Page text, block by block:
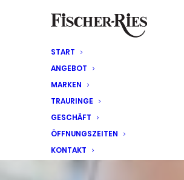
START
ANGEBOT
MARKEN
TRAURINGE
GESCHÄFT
ÖFFNUNGSZEITEN
KONTAKT